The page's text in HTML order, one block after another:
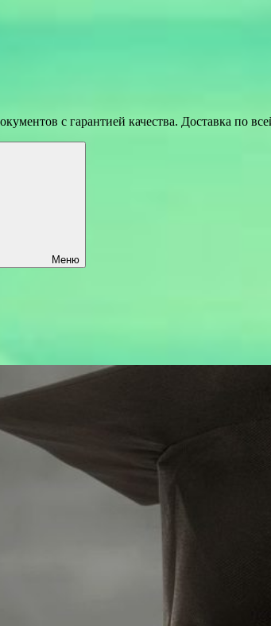
с гарантией качества. Доставка по
Меню